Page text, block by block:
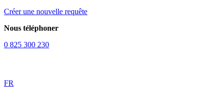
Créer une nouvelle requête
Nous téléphoner
0 825 300 230
FR